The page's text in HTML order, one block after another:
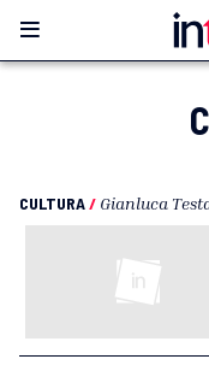
CULTURA/ Gianluca